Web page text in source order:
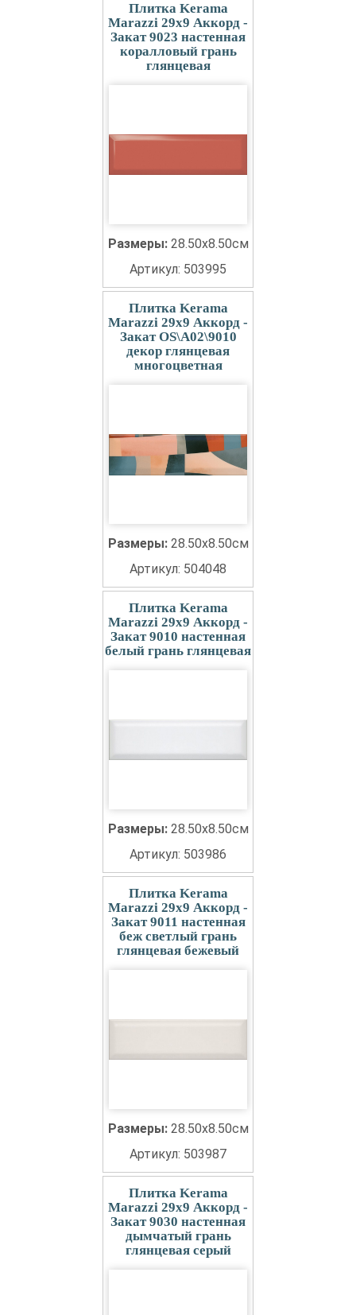
Плитка Kerama
Marazzi 29x9 Аккорд -
Закат 9023 настенная
коралловый грань
глянцевая
Размеры: 28.50x8.50см
Артикул: 503995
Плитка Kerama
Marazzi 29x9 Аккорд -
Закат OS\A02\9010
декор глянцевая
многоцветная
Размеры: 28.50x8.50см
Артикул: 504048
Плитка Kerama
Marazzi 29x9 Аккорд -
Закат 9010 настенная
белый грань глянцевая
Размеры: 28.50x8.50см
Артикул: 503986
Плитка Kerama
Marazzi 29x9 Аккорд -
Закат 9011 настенная
беж светлый грань
глянцевая бежевый
Размеры: 28.50x8.50см
Артикул: 503987
Плитка Kerama
Marazzi 29x9 Аккорд -
Закат 9030 настенная
дымчатый грань
глянцевая серый